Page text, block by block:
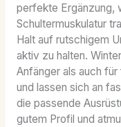
perfekte Ergänzung,
Schultermuskulatur
Halt auf rutschigem
aktiv zu halten.
Anfänger als auch
und lassen sich an
die passende
gutem Profil und